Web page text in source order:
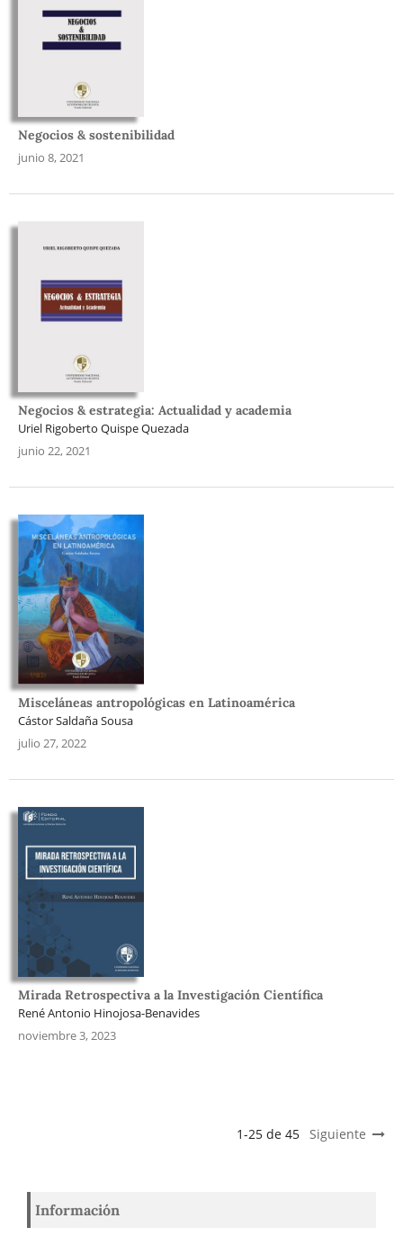
Negocios & sostenibilidad
junio 8, 2021
Negocios & estrategia: Actualidad y academia
Uriel Rigoberto Quispe Quezada
junio 22, 2021
Misceláneas antropológicas en Latinoamérica
Cástor Saldaña Sousa
julio 27, 2022
Mirada Retrospectiva a la Investigación Científica
René Antonio Hinojosa-Benavides
noviembre 3, 2023
1-25 de 45 Siguiente
Información